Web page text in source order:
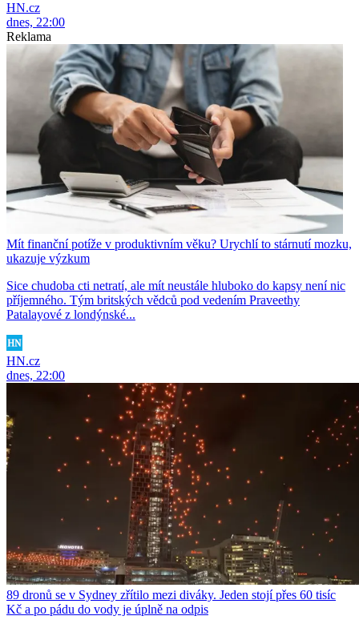
HN.cz
dnes, 22:00
Reklama
Mít finanční potíže v produktivním věku? Urychlí to stárnutí mozku,
ukazuje výzkum
Sice chudoba cti netratí, ale mít neustále hluboko do kapsy není nic
příjemného. Tým britských vědců pod vedením Praveethy
Patalayové z londýnské...
HN.cz
dnes, 22:00
89 dronů se v Sydney zřítilo mezi diváky. Jeden stojí přes 60 tisíc
Kč a po pádu do vody je úplně na odpis